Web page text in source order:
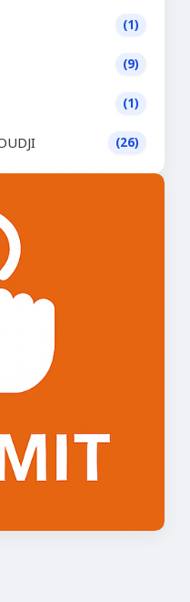
(1)
(9)
(1)
(26)